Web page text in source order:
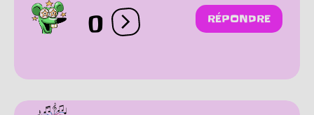
0 Ouvrir les réactions
RÉPONDRE